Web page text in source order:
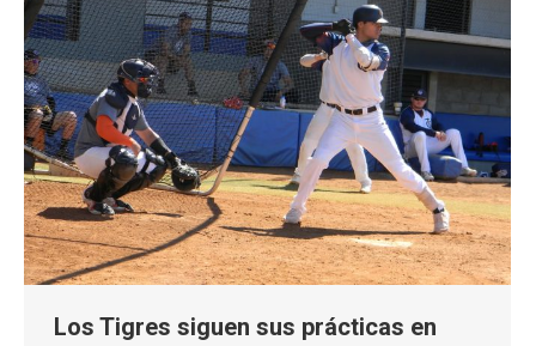
Los Tigres siguen sus prácticas en